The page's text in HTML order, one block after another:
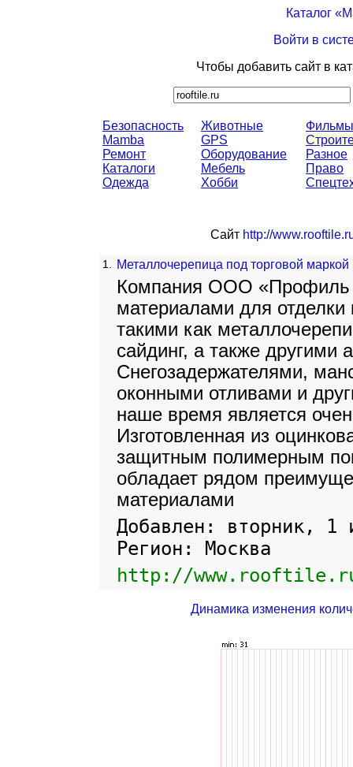
Каталог
Войти в
Чтобы добавить сайт в
Безопасность
Mamba
Ремонт
Каталоги
Одежда
Животные
GPS
Оборудование
Мебель
Хобби
Фильмы
Разное
Право
Сайт http://
1. Металлочерепица под торговой
Компания ООО «Профиль
материалами для
такими как
сайдинг, а также другими
Снегозадержателями,
оконными отливами и
наше время является
Изготовленная из
защитным полимерным
обладает рядом
материалами
Добавлен: вторник, 1
Регион: Москва
http://
Динамика изменения